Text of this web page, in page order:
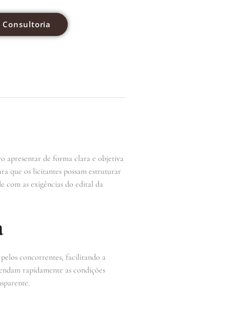
Consultoria
apresentar de forma clara e objetiva
que os licitantes possam estruturar
com as exigências do edital da
concorrentes, facilitando a
rapidamente as condições